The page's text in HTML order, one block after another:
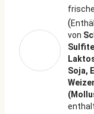
(
von
Soja,